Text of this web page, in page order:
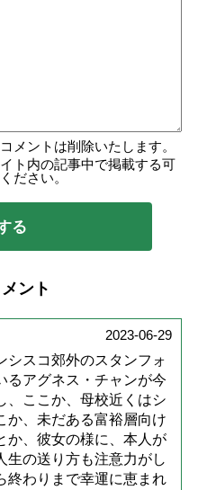
メントは削除いたします。
ト内の記事中で掲載する可
ださい。
ント
2023-06-29
シスコ郊外のスタンフォ
るアグネス・チャンが今
、ここか、母校近くはシ
か、未だある富裕層向け
か、彼女の様に、本人が
生の送り方も注意力がし
終わりまで幸運に恵まれ